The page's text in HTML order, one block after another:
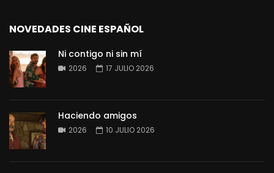
NOVEDADES CINE ESPAÑOL
Ni contigo ni sin mí
2026 17 JULIO 2026
Haciendo amigos
2026 10 JULIO 2026